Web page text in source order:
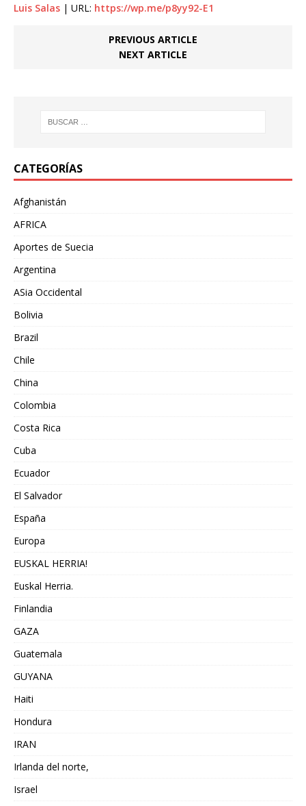
Luis Salas | URL: https://wp.me/p8yy92-E1
PREVIOUS ARTICLE
NEXT ARTICLE
CATEGORÍAS
Afghanistán
AFRICA
Aportes de Suecia
Argentina
ASia Occidental
Bolivia
Brazil
Chile
China
Colombia
Costa Rica
Cuba
Ecuador
El Salvador
España
Europa
EUSKAL HERRIA!
Euskal Herria.
Finlandia
GAZA
Guatemala
GUYANA
Haiti
Hondura
IRAN
Irlanda del norte,
Israel